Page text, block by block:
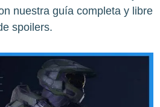
nuestra guía completa y libre
spoilers.